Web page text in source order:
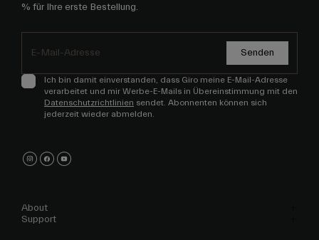
% für Ihre erste Bestellung.
Senden
Ich bin damit einverstanden, dass Giro meine E-Mail-Adresse
verarbeitet und mir Werbe-E-Mails in Übereinstimmung mit den
Datenschutzrichtlinien sendet. Abonnenten können sich
jederzeit wieder abmelden.
About
Support